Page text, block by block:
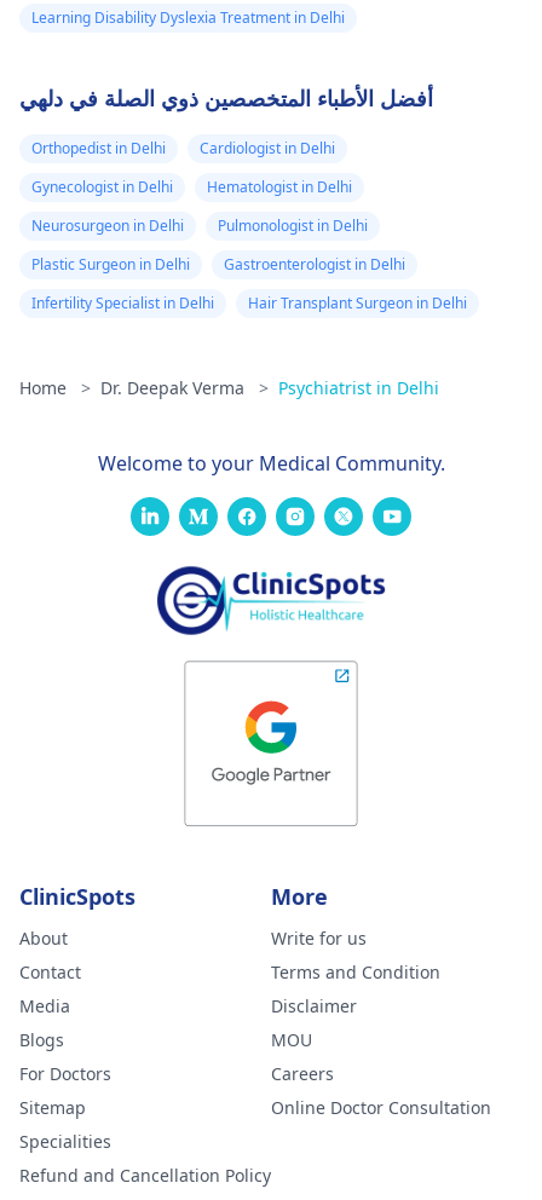
Learning Disability Dyslexia Treatment in Delhi
أفضل الأطباء المتخصصين ذوي الصلة في دلهي
Orthopedist in Delhi
Cardiologist in Delhi
Gynecologist in Delhi
Hematologist in Delhi
Neurosurgeon in Delhi
Pulmonologist in Delhi
Plastic Surgeon in Delhi
Gastroenterologist in Delhi
Infertility Specialist in Delhi
Hair Transplant Surgeon in Delhi
Home > Dr. Deepak Verma > Psychiatrist in Delhi
Welcome to your Medical Community.
ClinicSpots
About
Contact
Media
Blogs
For Doctors
Sitemap
Specialities
Refund and Cancellation Policy
More
Write for us
Terms and Condition
Disclaimer
MOU
Careers
Online Doctor Consultation